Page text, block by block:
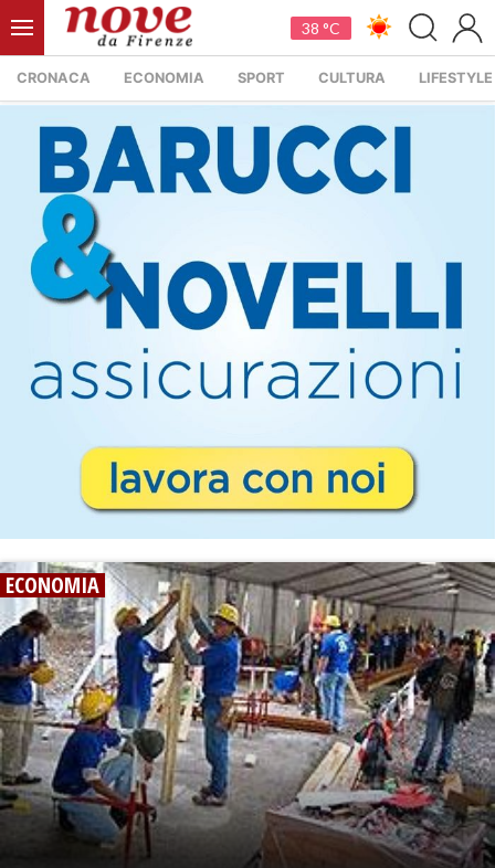
38 °C
CRONACA ECONOMIA SPORT CULTURA LIFESTYLE
ECONOMIA